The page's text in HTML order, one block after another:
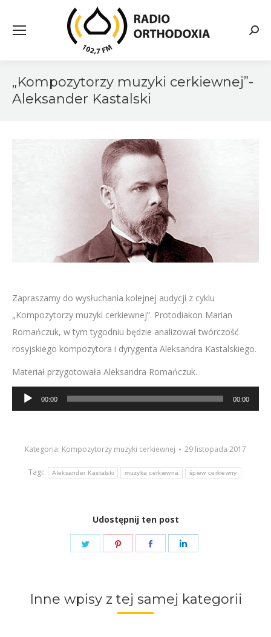
„Kompozytorzy muzyki cerkiewnej”-
Aleksander Kastalski
Zapraszamy do wysłuchania kolejnej audycji z cyklu
„Kompozytorzy muzyki cerkiewnej”. Protodiakon Marian
Romańczuk, w tym tygodniu będzie analizował twórczość
rosyjskiego kompozytora i dyrygenta Aleksandra Kastalskiego.
Materiał przygotowała Aleksandra Romańczuk.
Odtwarzacz
plików
00:00 00:00
Kategoria: Kompozytorzy muzyki cerkiewnej 29 listopada 2017
Tagi: Aleksander Kastalski muzyka cerkiewna śpiew cerkiewny
Udostępnij ten post
Share
Share
Share
Inne wpisy z tej samej kategorii